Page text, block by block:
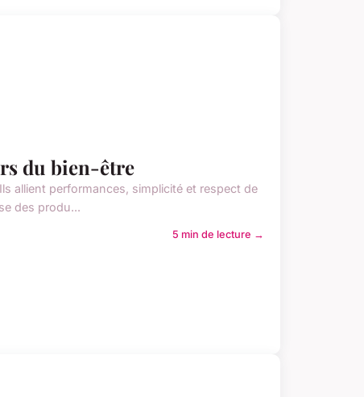
du bien-être
allient performances, simplicité et respect de
des produ...
5 min de lecture →